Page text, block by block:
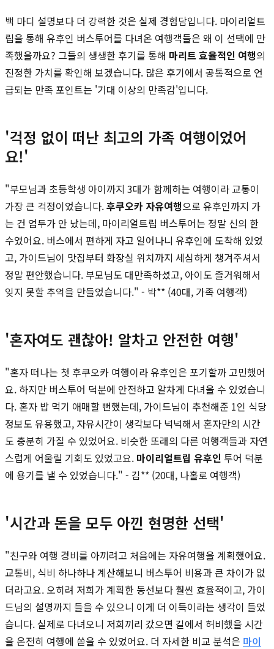
백 마디 설명보다 더 강력한 것은 실제 경험담입니다. 마이리얼트
립을 통해 유후인 버스투어를 다녀온 여행객들은 왜 이 선택에 만
족했을까요? 그들의 생생한 후기를 통해 마리트 효율적인 여행의
진정한 가치를 확인해 보겠습니다. 많은 후기에서 공통적으로 언
급되는 만족 포인트는 '기대 이상의 만족감'입니다.
'걱정 없이 떠난 최고의 가족 여행이었어
요!'
"부모님과 초등학생 아이까지 3대가 함께하는 여행이라 교통이
가장 큰 걱정이었습니다.후쿠오카 자유여행으로 유후인까지 가
는 건 엄두가 안 났는데, 마이리얼트립 버스투어는 정말 신의 한
수였어요. 버스에서 편하게 자고 일어나니 유후인에 도착해 있었
고, 가이드님이 맛집부터 화장실 위치까지 세심하게 챙겨주셔서
정말 편안했습니다. 부모님도 대만족하셨고, 아이도 즐거워해서
잊지 못할 추억을 만들었습니다." - 박** (40대, 가족 여행객)
'혼자여도 괜찮아! 알차고 안전한 여행'
"혼자 떠나는 첫 후쿠오카 여행이라 유후인은 포기할까 고민했어
요. 하지만 버스투어 덕분에 안전하고 알차게 다녀올 수 있었습니
다. 혼자 밥 먹기 애매할 뻔했는데, 가이드님이 추천해준 1인 식당
정보도 유용했고, 자유시간이 생각보다 넉넉해서 혼자만의 시간
도 충분히 가질 수 있었어요. 비슷한 또래의 다른 여행객들과 자연
스럽게 어울릴 기회도 있었고요. 마이리얼트립 유후인 투어 덕분
에 용기를 낼 수 있었습니다." - 김** (20대, 나홀로 여행객)
'시간과 돈을 모두 아낀 현명한 선택'
"친구와 여행 경비를 아끼려고 처음에는 자유여행을 계획했어요.
교통비, 식비 하나하나 계산해보니 버스투어 비용과 큰 차이가 없
더라고요. 오히려 저희가 계획한 동선보다 훨씬 효율적이고, 가이
드님의 설명까지 들을 수 있으니 이게 더 이득이라는 생각이 들었
습니다. 실제로 다녀오니 저희끼리 갔으면 길에서 허비했을 시간
을 온전히 여행에 쏟을 수 있었어요. 더 자세한 비교 분석은 마이